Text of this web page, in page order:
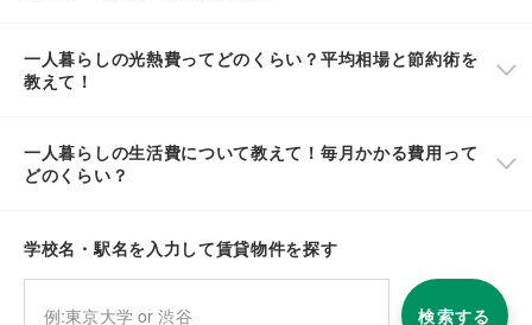
一人暮らしの光熱費ってどのくらい？平均相場と節約術を
教えて！
一人暮らしの生活費について教えて！毎月かかる費用って
どのくらい？
学校名・駅名を入力して賃貸物件を探す
検索する